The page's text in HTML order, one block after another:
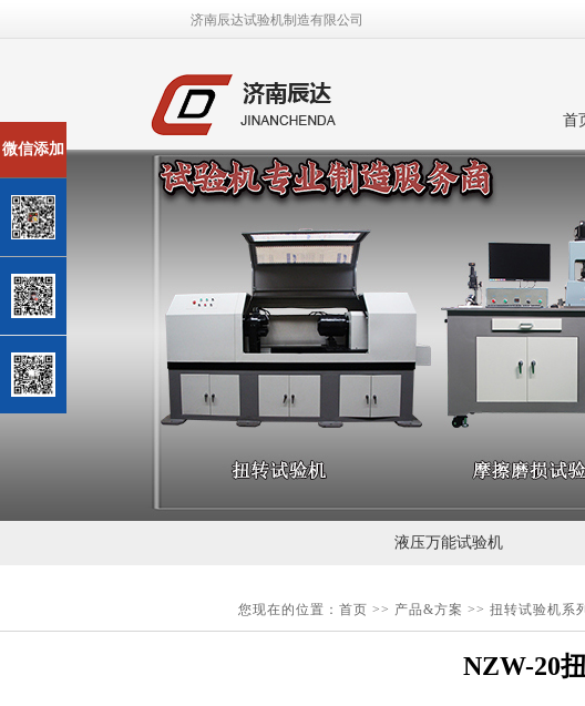
济南辰达试验机制造有限公司
首
液压万能试验机
您现在的位置： 首页 >> 产品&方案 >> 扭转试验机系列
NZW-20
微信添加